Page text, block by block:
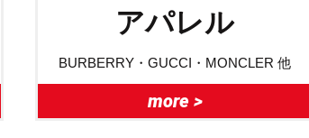
アパレル
BURBERRY・GUCCI・MONCLER 他
more >